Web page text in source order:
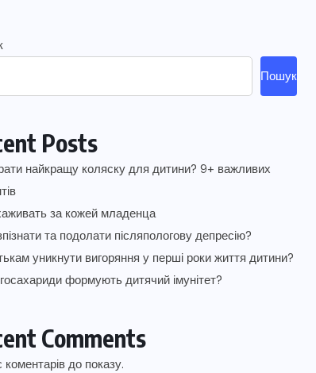
Пошук
Posts
найкращу коляску для дитини? 9+ важливих
за кожей младенца
та подолати післяпологову депресію?
уникнути вигоряння у перші роки життя дитини?
формують дитячий імунітет?
Comments
до показу.